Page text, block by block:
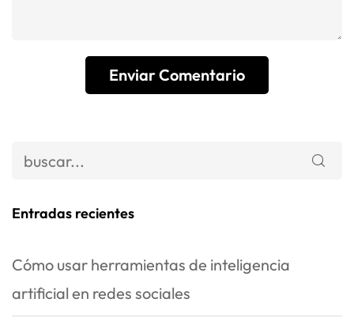
Entradas recientes
Cómo usar herramientas de inteligencia
artificial en redes sociales